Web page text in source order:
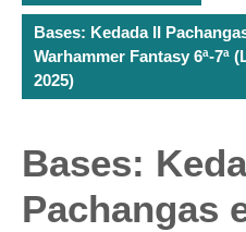
Bases: Kedada II
Warhammer Fantasy 6ª-7ª
2025)
Bases:
Pachangas